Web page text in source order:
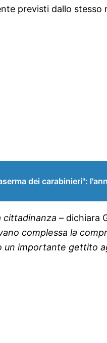
previsti dallo stesso
dei carabinieri":
cittadinanza – dichiara
complessa la
un importante gettito